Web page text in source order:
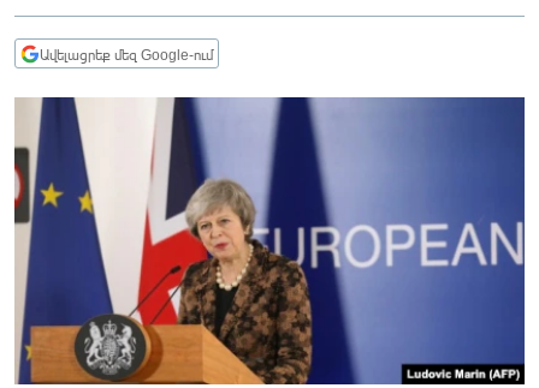
ՊԱՏԵՐԱԶՄԻ 6 ՇԱԲԱԹՆԵՐԸ
ՏԱՐԱԾԱՇՐՋԱՆ
ՄԻՋԱԶԳԱՅԻՆ
ՄՇԱԿՈՒՅԹ
ՍՊՈՐՏ
ՄԵԿՆԱԲԱՆՈՒԹՅՈՒՆ
ՏՏ ԵՒ ԻՆՏԵՐՆԵՏ
ԿՈՐՈՆԱՎԻՐՈՒՍ
Ավելացրեք մեզ Google-ում